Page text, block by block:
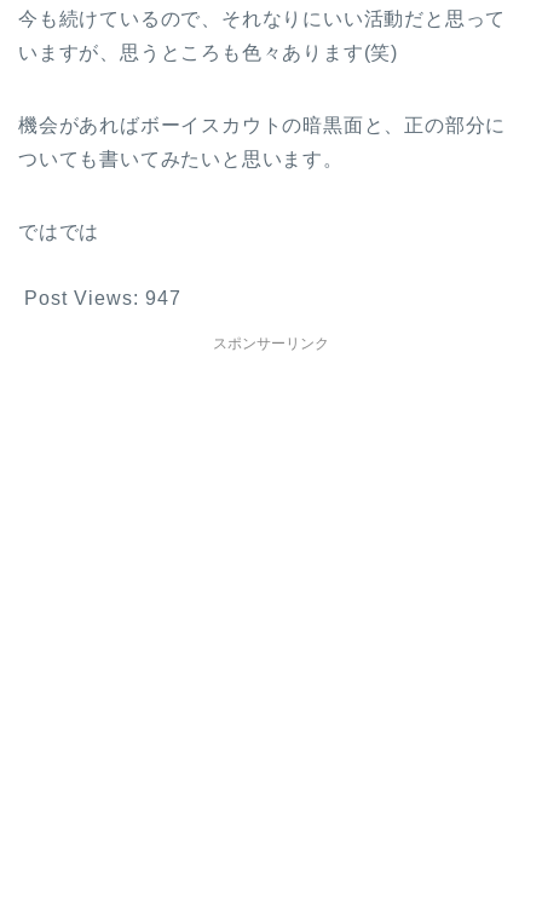
今も続けているので、それなりにいい活動だと思って
いますが、思うところも色々あります(笑)
機会があればボーイスカウトの暗黒面と、正の部分に
ついても書いてみたいと思います。
ではでは
Post Views: 947
スポンサーリンク